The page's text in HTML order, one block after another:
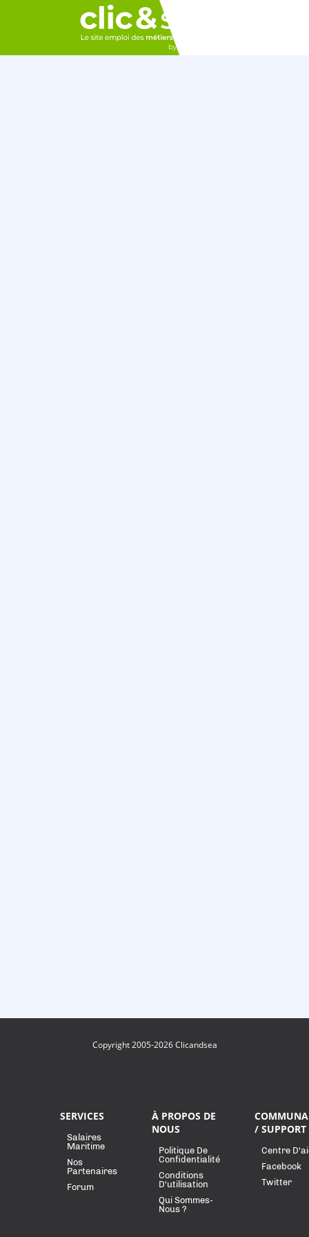
Copyright 2005-2026 Clicandsea
SERVICES
Salaires
Maritime
Nos
Partenaires
Forum
À PROPOS DE
NOUS
Politique De
Confidentialité
Conditions
D'utilisation
Qui Sommes-
Nous ?
/ SUPPORT
Centre
Facebook
Twitter